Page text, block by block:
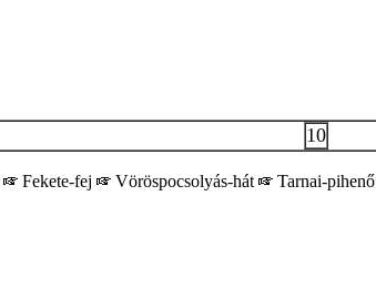
10
Fekete-fej Vöröspocsolyás-hát Tarnai-pihenő